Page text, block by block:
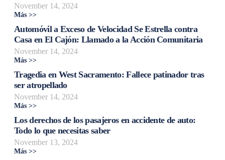
November 14, 2024
Más >>
Automóvil a Exceso de Velocidad Se Estrella contra
Casa en El Cajón: Llamado a la Acción Comunitaria
November 14, 2024
Más >>
Tragedia en West Sacramento: Fallece patinador tras
ser atropellado
November 14, 2024
Más >>
Los derechos de los pasajeros en accidente de auto:
Todo lo que necesitas saber
November 13, 2024
Más >>